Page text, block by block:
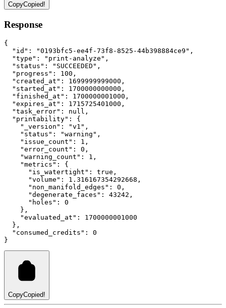
CopyCopied!
Response
{
"id" : "0193bfc5-ee4f-73f8-8525-44b398884ce9" ,
"type" : "print-analyze" ,
"status" : "SUCCEEDED" ,
"progress" : 100 ,
"created_at" : 1699999999000 ,
"started_at" : 1700000000000 ,
"finished_at" : 1700000001000 ,
"expires_at" : 1715725401000 ,
"task_error" : null ,
"printability" :
{
"_version" : "v1" ,
"status" : "warning" ,
"issue_count" : 1 ,
"error_count" : 0 ,
"warning_count" : 1 ,
"metrics" :
{
"is_watertight" : true ,
"volume" : 1.316167354292668 ,
"non_manifold_edges" : 0 ,
"degenerate_faces" : 43242 ,
"holes" :
0
    }
,
"evaluated_at" :
1700000001000
  }
,
"consumed_credits" :
0
}
CopyCopied!